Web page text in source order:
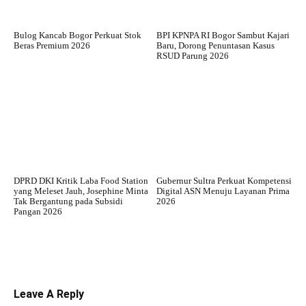
Bulog Kancab Bogor Perkuat Stok
Beras Premium 2026
BPI KPNPA RI Bogor Sambut Kajari
Baru, Dorong Penuntasan Kasus
RSUD Parung 2026
DPRD DKI Kritik Laba Food Station
yang Meleset Jauh, Josephine Minta
Tak Bergantung pada Subsidi
Pangan 2026
Gubernur Sultra Perkuat Kompetensi
Digital ASN Menuju Layanan Prima
2026
Leave A Reply